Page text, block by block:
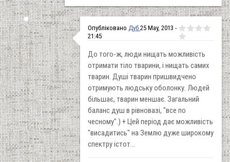
Опубліковано Дуб 25 May, 2013 -
21:45
До того-ж, люди нищать можливість
отримати тіло тварини, і нищать самих
тварин. Душі тварин пришвидчено
отримують людську оболонку. Людей
більшає, тварин меншає. Загальний
баланс душ в рівновазі, "все по
чесному".) + Цей період дає можливість
"висадитись" на Землю дуже широкому
спектру істот...